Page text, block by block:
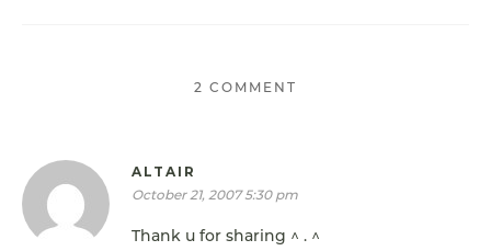
2 COMMENT
ALTAIR
October 21, 2007 5:30 pm
Thank u for sharing ^ . ^